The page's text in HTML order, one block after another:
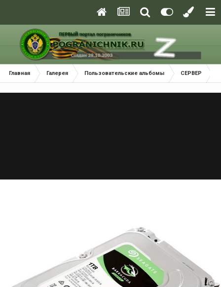
Главная Галерея Пользовательские альбомы СЕРВЕР